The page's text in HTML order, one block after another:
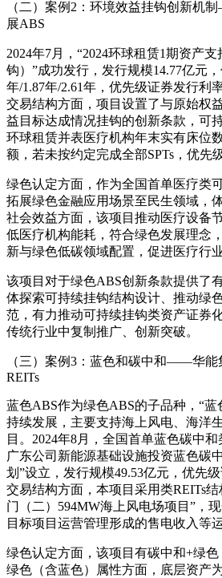
（二）案例2：环境效益挂钩创新机
展ABS
2024年7月，“2024环球租赁1期资产
钩）”成功发行，发行规模14.77亿元
年/1.87年/2.61年，优先级证券发行利率
交易结构方面，项目设置了与原始权
益目标达成情况挂钩的创新条款，可
环球租赁并表医疗机构年末实有床位
额，若未按约定完成全部SPTs，优先
绿色认定方面，作为全国首单医疗类
拓展绿色金融应用场景至民生领域，
社会效益方面，该项目推动医疗设备
低医疗机构能耗，符合绿色发展理念
新与绿色低碳领域配置，促进医疗行
该项目对于绿色ABS创新条款提供了
体探索可持续挂钩结构设计、推动绿
范，有力推动可持续挂钩类资产证券
传统行业中复制推广、创新突破。
（三）案例3：蓝色和碳中和——华能
REITs
蓝色ABS作为绿色ABS的子品种，“
持续发展，主要支持海上风电、海洋
目。2024年8月，全国首单蓝色碳中
广东公司新能源基础设施投资蓝色碳
划”设立，发行规模49.53亿元，优先级
交易结构方面，本项目采用类REITs
门（二）594MW海上风电场项目”，
目标项目运营管理形成的售电收入等
绿色认定方面，该项目有碳中和+绿色
绿色（含蓝色）属性方面，底层资产